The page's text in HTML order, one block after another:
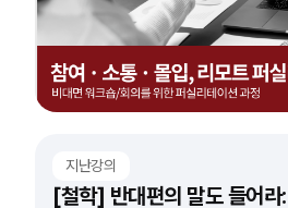
지난강의
[철학] 반대편의 말도 들어라